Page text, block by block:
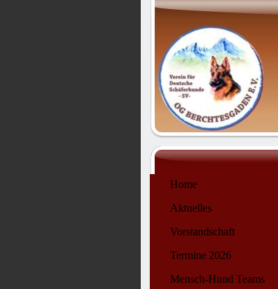
Home
Aktuelles
Vorstandschaft
Termine 2026
Mensch-Hund Teams